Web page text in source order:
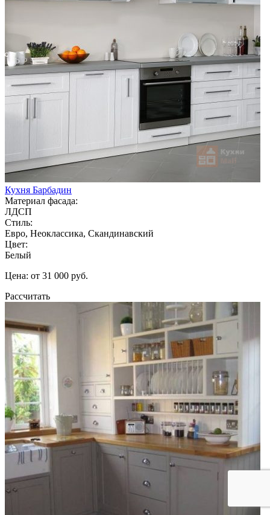
Кухня Барбадин
Материал фасада:
ЛДСП
Стиль:
Евро, Неоклассика, Скандинавский
Цвет:
Белый
Цена: от 31 000 руб.
Рассчитать